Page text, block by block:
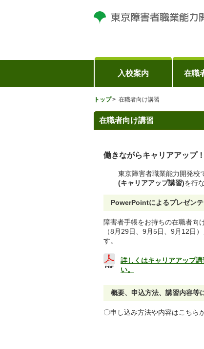
入校案内 在職
トップ 在職者向け講習
在職者向け講習
働きながらキャリアアップ
東京障害者職業能力開発校
(キャリアアップ講習)を行
PowerPointによるプレゼン
障害者手帳をお持ちの在職者向
（8 月 29日、 9 月5日、 9 月 12日
す。
詳しくはキャリアアップ
い。
概要、申込方法、講習内容等
〇申し込み方法や内容はこちら